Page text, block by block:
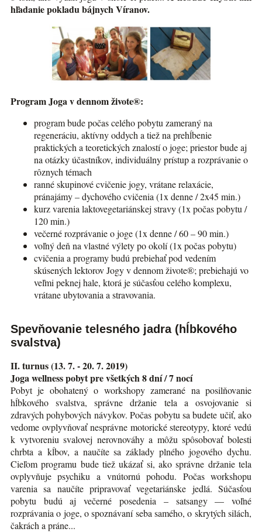
hľadanie pokladu bájnych Víranov.
Program Joga v dennom živote®:
program bude počas celého pobytu zameraný na
regeneráciu, aktívny oddych a tiež na prehĺbenie
praktických a teoretických znalostí o joge; priestor bude aj
na otázky účastníkov, individuálny prístup a rozprávanie o
rôznych témach
ranné skupinové cvičenie jogy, vrátane relaxácie,
pránajámy – dychového cvičenia (1x denne / 2x45 min.)
kurz varenia laktovegetariánskej stravy (1x počas pobytu /
120 min.)
večerné rozprávanie o joge (1x denne / 60 – 90 min.)
voľný deň na vlastné výlety po okolí (1x počas pobytu)
cvičenia a programy budú prebiehať pod vedením
skúsených lektorov Jogy v dennom živote®; prebiehajú vo
veľmi peknej hale, ktorá je súčasťou celého komplexu,
vrátane ubytovania a stravovania.
Spevňovanie telesného jadra (hĺbkového
svalstva)
II. turnus (13. 7. - 20. 7. 2019)
Joga wellness pobyt pre všetkých 8 dní / 7 nocí
Pobyt je obohatený o workshopy zamerané na posilňovanie
hĺbkového svalstva, správne držanie tela a osvojovanie si
zdravých pohybových návykov. Počas pobytu sa budete učiť, ako
vedome ovplyvňovať nesprávne motorické stereotypy, ktoré vedú
k vytvoreniu svalovej nerovnováhy a môžu spôsobovať bolesti
chrbta a kĺbov, a naučíte sa základy plného jogového dychu.
Cieľom programu bude tiež ukázať si, ako správne držanie tela
ovplyvňuje psychiku a vnútornú pohodu. Počas workshopu
varenia sa naučíte pripravovať vegetariánske jedlá. Súčasťou
pobytu budú aj večerné posedenia – satsangy — voľné
rozprávania o joge, o spoznávaní seba samého, o skrytých silách,
čakrách a práne...